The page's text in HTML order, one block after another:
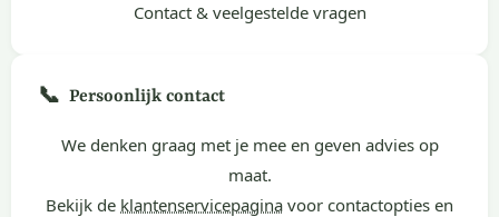
Contact & veelgestelde vragen
📞 Persoonlijk contact
We denken graag met je mee en geven advies op
maat.
Bekijk de klantenservicepagina voor contactopties en